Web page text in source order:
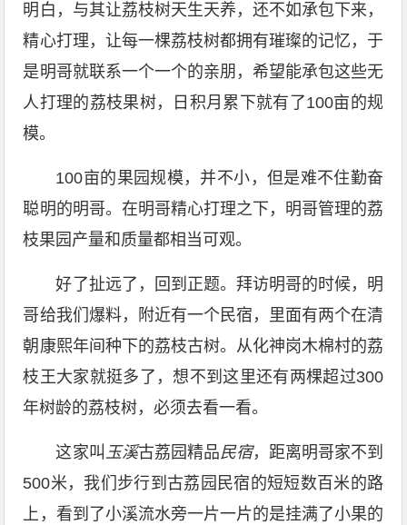
明白，与其让荔枝树天生天养，还不如承包下来，
精心打理，让每一棵荔枝树都拥有璀璨的记忆，于
是明哥就联系一个一个的亲朋，希望能承包这些无
人打理的荔枝果树，日积月累下就有了100亩的规
模。
100亩的果园规模，并不小，但是难不住勤奋
聪明的明哥。在明哥精心打理之下，明哥管理的荔
枝果园产量和质量都相当可观。
好了扯远了，回到正题。拜访明哥的时候，明
哥给我们爆料，附近有一个民宿，里面有两个在清
朝康熙年间种下的荔枝古树。从化神岗木棉村的荔
枝王大家就挺多了，想不到这里还有两棵超过300
年树龄的荔枝树，必须去看一看。
这家叫 玉溪古荔园精品民宿，距离明哥家不到
500米，我们步行到古荔园民宿的短短数百米的路
上，看到了小溪流水旁一片一片的是挂满了小果的